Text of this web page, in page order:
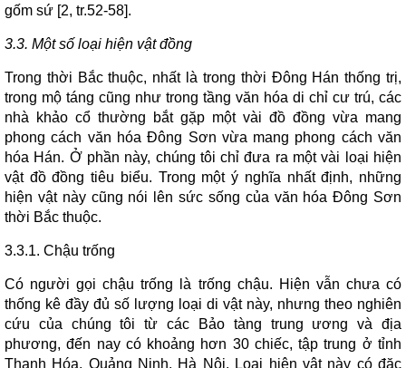
gốm sứ [2, tr.52-58].
3.3. Một số loại hiện vật đồng
Trong thời Bắc thuộc, nhất là trong thời Đông Hán thống trị,
trong mộ táng cũng như trong tầng văn hóa di chỉ cư trú, các
nhà khảo cổ thường bắt gặp một vài đồ đồng vừa mang
phong cách văn hóa Đông Sơn vừa mang phong cách văn
hóa Hán. Ở phần này, chúng tôi chỉ đưa ra một vài loại hiện
vật đồ đồng tiêu biểu. Trong một ý nghĩa nhất định, những
hiện vật này cũng nói lên sức sống của văn hóa Đông Sơn
thời Bắc thuộc.
3.3.1. Chậu trống
Có người gọi chậu trống là trống chậu. Hiện vẫn chưa có
thống kê đầy đủ số lượng loại di vật này, nhưng theo nghiên
cứu của chúng tôi từ các Bảo tàng trung ương và địa
phương, đến nay có khoảng hơn 30 chiếc, tập trung ở tỉnh
Thanh Hóa, Quảng Ninh, Hà Nội. Loại hiện vật này có đặc